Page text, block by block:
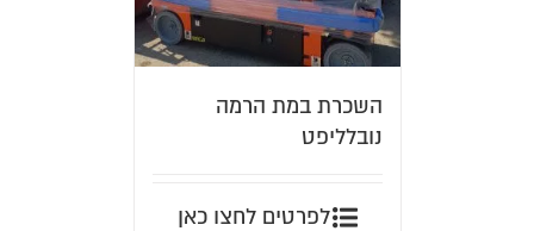
השכרת במת הרמה
נובלליפט
לפרטים לחצו כאן